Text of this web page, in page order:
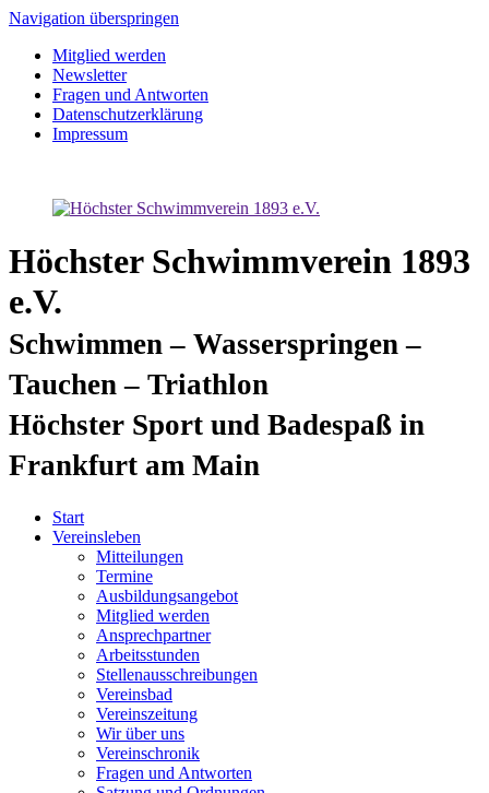
Navigation überspringen
Mitglied werden
Newsletter
Fragen und Antworten
Datenschutzerklärung
Impressum
Höchster Schwimmverein 1893
e.V.
Schwimmen – Wasserspringen –
Tauchen – Triathlon
Höchster Sport und Badespaß in
Frankfurt am Main
Start
Vereinsleben
Mitteilungen
Termine
Ausbildungsangebot
Mitglied werden
Ansprechpartner
Arbeitsstunden
Stellenausschreibungen
Vereinsbad
Vereinszeitung
Wir über uns
Vereinschronik
Fragen und Antworten